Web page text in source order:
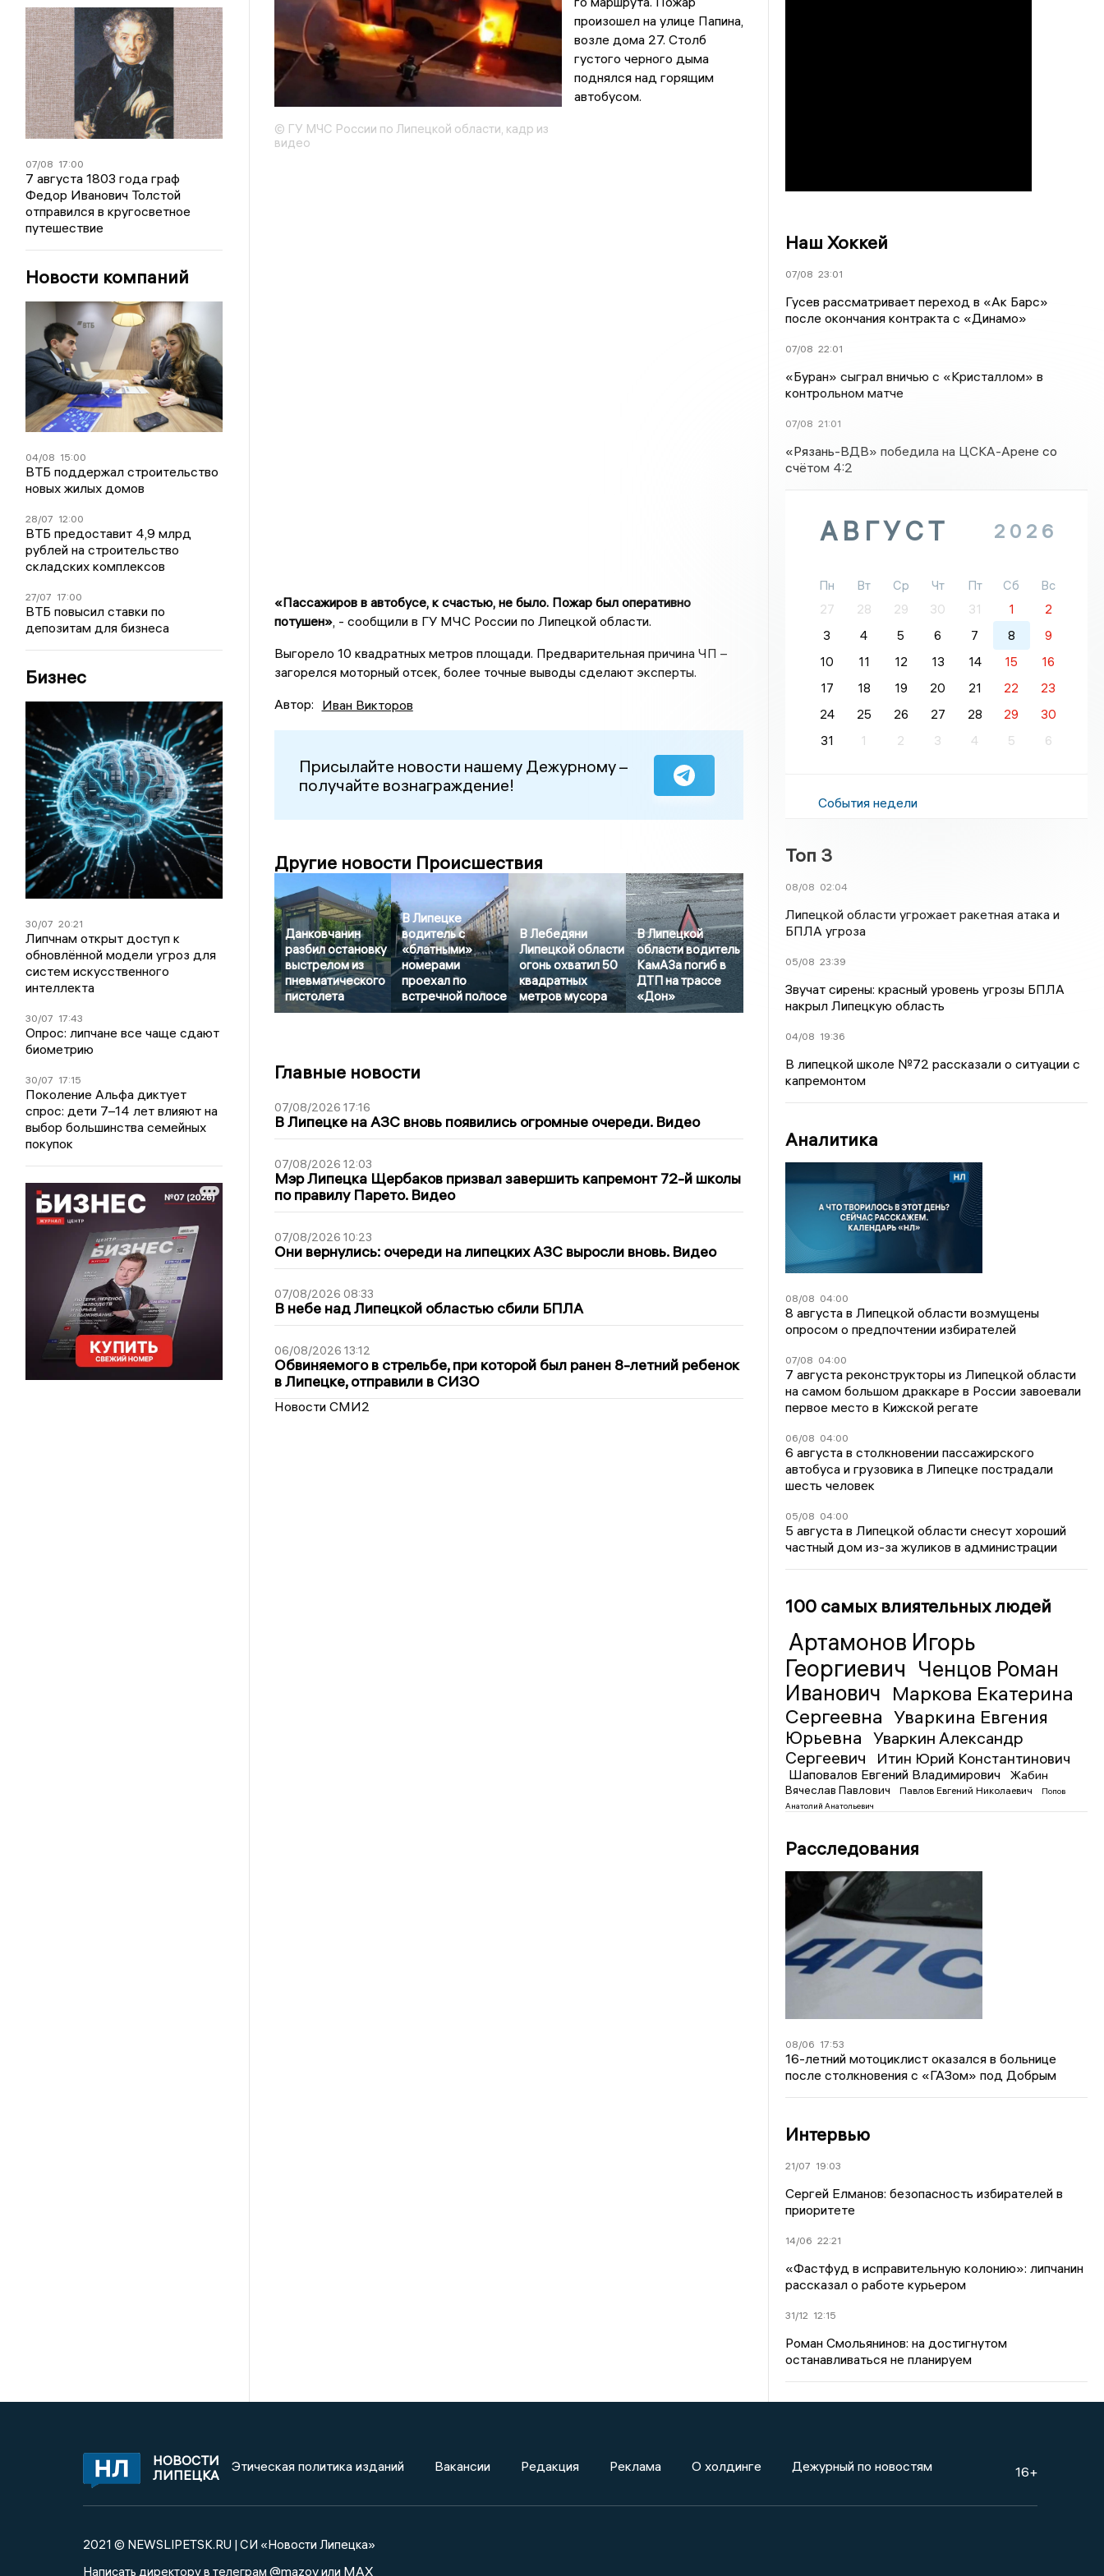
07/08 17:00
7 августа 1803 года граф
Федор Иванович Толстой
отправился в кругосветное
путешествие
Новости компаний
04/08 15:00
ВТБ поддержал строительство
новых жилых домов
28/07 12:00
ВТБ предоставит 4,9 млрд
рублей на строительство
складских комплексов
27/07 17:00
ВТБ повысил ставки по
депозитам для бизнеса
Бизнес
30/07 20:21
Липчнам открыт доступ к
обновлённой модели угроз для
систем искусственного
интеллекта
30/07 17:43
Опрос: липчане все чаще сдают
биометрию
30/07 17:15
Поколение Альфа диктует
спрос: дети 7–14 лет влияют на
выбор большинства семейных
покупок
© ГУ МЧС России по Липецкой области, кадр из
видео
произошел на улице Папина,
возле дома 27. Столб
густого черного дыма
поднялся над горящим
автобусом.
«Пассажиров в автобусе, к счастью, не было. Пожар был оперативно
потушен», - сообщили в ГУ МЧС России по Липецкой области.
Выгорело 10 квадратных метров площади. Предварительная причина ЧП –
загорелся моторный отсек, более точные выводы сделают эксперты.
Автор: Иван Викторов
Присылайте новости нашему Дежурному –
получайте вознаграждение!
Другие новости Происшествия
Данковчанин
разбил остановку
выстрелом из
пневматического
пистолета
В Липецке
водитель с
«блатными»
номерами
проехал по
встречной полосе
В Лебедяни
Липецкой области
огонь охватил 50
квадратных
метров мусора
В Липецкой
области водитель
КамАЗа погиб в
ДТП на трассе
«Дон»
Главные новости
07/08/2026 17:16
В Липецке на АЗС вновь появились огромные очереди. Видео
07/08/2026 12:03
Мэр Липецка Щербаков призвал завершить капремонт 72-й школы
по правилу Парето. Видео
07/08/2026 10:23
Они вернулись: очереди на липецких АЗС выросли вновь. Видео
07/08/2026 08:33
В небе над Липецкой областью сбили БПЛА
06/08/2026 13:12
Обвиняемого в стрельбе, при которой был ранен 8-летний ребенок
в Липецке, отправили в СИЗО
Новости СМИ2
Наш Хоккей
07/08 23:01
Гусев рассматривает переход в «Ак Барс»
после окончания контракта с «Динамо»
07/08 22:01
«Буран» сыграл вничью с «Кристаллом» в
контрольном матче
07/08 21:01
«Рязань-ВДВ» победила на ЦСКА-Арене со
счётом 4:2
АВГУСТ 2026
Пн Вт Ср Чт Пт Сб
Вс
27
28 29 30 31 1
2
3
4 5 6 7 8
9
10
11 12 13 14 15
16
17
18 19 20 21 22
23
24
25 26 27 28 29
30
31
1 2 3 4 5 6
События недели
Топ 3
08/08 02:04
Липецкой области угрожает ракетная атака и
БПЛА угроза
05/08 23:39
Звучат сирены: красный уровень угрозы БПЛА
накрыл Липецкую область
04/08 19:36
В липецкой школе №72 рассказали о ситуации с
капремонтом
Аналитика
08/08 04:00
8 августа в Липецкой области возмущены
опросом о предпочтении избирателей
07/08 04:00
7 августа реконструкторы из Липецкой области
на самом большом драккаре в России завоевали
первое место в Кижской регате
06/08 04:00
6 августа в столкновении пассажирского
автобуса и грузовика в Липецке пострадали
шесть человек
05/08 04:00
5 августа в Липецкой области снесут хороший
частный дом из-за жуликов в администрации
100 самых влиятельных людей
Артамонов Игорь
Георгиевич Ченцов Роман
Иванович Маркова Екатерина
Сергеевна Уваркина Евгения
Юрьевна
Уваркин Александр
Сергеевич
Итин Юрий Константинович
Шаповалов Евгений Владимирович
Жабин
Вячеслав Павлович
Павлов Евгений Николаевич
Попов
Анатолий Анатольевич
Расследования
08/06 17:53
16-летний мотоциклист оказался в больнице
после столкновения с «ГАЗом» под Добрым
Интервью
21/07 19:03
Сергей Елманов: безопасность избирателей в
приоритете
14/06 22:21
«Фастфуд в исправительную колонию»: липчанин
рассказал о работе курьером
31/12 12:15
Роман Смольянинов: на достигнутом
останавливаться не планируем
НОВОСТИ
ЛИПЕЦКА
Этическая политика изданий Вакансии Редакция Реклама О холдинге Дежурный по новостям 16+
2021 © NEWSLIPETSK.RU | СИ «Новости Липецка»
Написать директору в телеграм @mazovили MAX